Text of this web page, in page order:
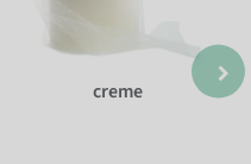
creme